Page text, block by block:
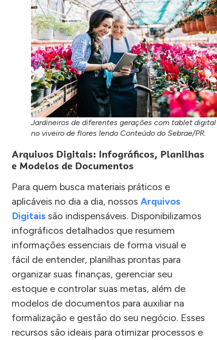
Jardineiros de diferentes gerações com tablet digital
no viveiro de flores lendo Conteúdo do Sebrae/PR.
Arquivos Digitais: Infográficos, Planilhas
e Modelos de Documentos
Para quem busca materiais práticos e
aplicáveis no dia a dia, nossos Arquivos
Digitais são indispensáveis. Disponibilizamos
infográficos detalhados que resumem
informações essenciais de forma visual e
fácil de entender, planilhas prontas para
organizar suas finanças, gerenciar seu
estoque e controlar suas metas, além de
modelos de documentos para auxiliar na
formalização e gestão do seu negócio. Esses
recursos são ideais para otimizar processos e